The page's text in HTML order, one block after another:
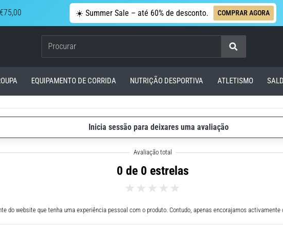
☀️ Summer Sale – até 60% de desconto. COMPRAR AGORA
Procurar
EQUIPAMENTO DE CORRIDA NUTRIÇÃO DESPORTIVA ATLETISMO
Inicia sessão para deixares uma avaliação
0 de 0 estrelas
do website que tenha uma experiência pessoal com o produto. Contudo, apenas encorajamos